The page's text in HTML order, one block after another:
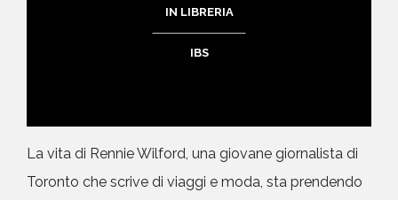
IN LIBRERIA
IBS
La vita di Rennie Wilford, una giovane giornalista di
Toronto che scrive di viaggi e moda, sta prendendo